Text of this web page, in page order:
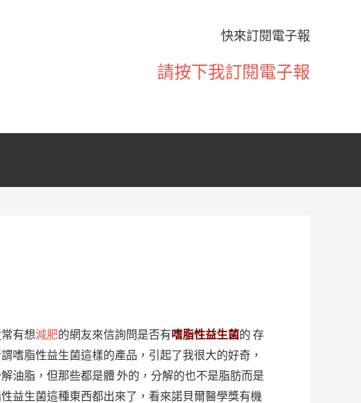
快來訂閱電子報
請按下我訂閱電子報
有想減肥的網友來信詢問是否有嗜脂性益生菌的 存
嗜脂性益生菌這樣的產品，引起了我很大的好奇，
油脂，但那些都是體 外的，分解的也不是脂肪而是
益生菌這種東西都出來了，看來諾貝爾醫學獎有機